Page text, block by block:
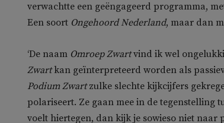
verwachtte een geëngageerd programma,
Een soort Ongehoord Nederland, maar dan
‘De naam Omroep Zwartvind ik wel
Zwartkan geïnterpreteerd worden als
Podium Zwartzulke slechte kijkcijfers
polariseert. Ze gaan mee in de tegenstelling
voelt hiertegen, dan kijk je sowieso niet naar